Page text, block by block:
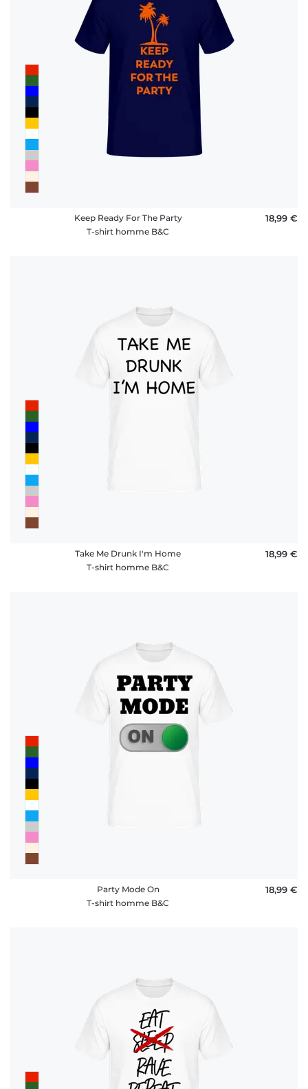
Keep Ready For The Party
T-shirt homme B&C
18,99 €
Take Me Drunk I'm Home
T-shirt homme B&C
18,99 €
Party Mode On
T-shirt homme B&C
18,99 €